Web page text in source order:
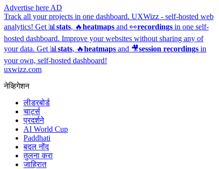
Advertise here AD
Track all your projects in one dashboard. UXWizz - self-hosted web
analytics! Get 📊 stats, 🔥heatmaps and 👀recordings in one self-
hosted dashboard. Improve your websites without sharing any of
your data. Get 📊 stats, 🔥heatmaps and 🎥session recordings in
your own, self-hosted dashboard!
uxwizz.com
नेव्हिगेशन
लीडरबोर्ड
चार्ट्स
प्रदर्शने
AI World Cup
Paddhati
बदल नोंद
तुलना करा
जाहिरात